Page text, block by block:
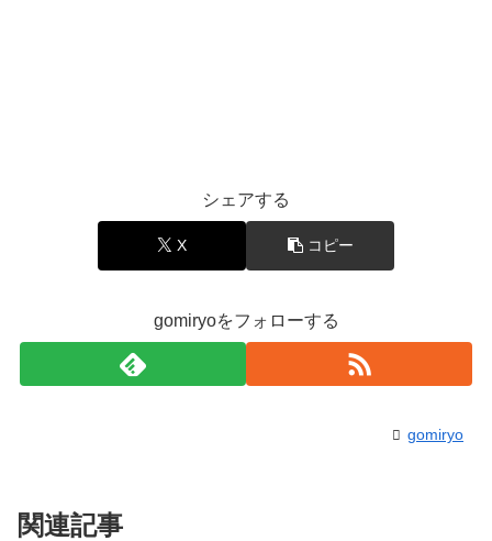
シェアする
X コピー
gomiryoをフォローする
gomiryo
関連記事